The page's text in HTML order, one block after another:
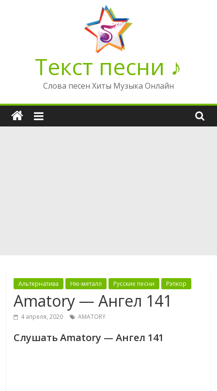
Текст песни ♪
Слова песен Хиты Музыка Онлайн
Альтернатива Ню-металл Русские песни Рэпкор
Amatory — Ангел 141
4 апреля, 2020 AMATORY
Слушать Amatory — Ангел 141